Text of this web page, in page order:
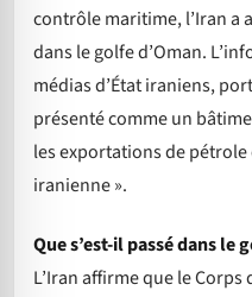
contrôle maritime, l’Iran a
dans le golfe d’Oman.
médias d’État iraniens,
présenté comme un
les exportations de
iranienne ».
Que s’est-il passé dans le
L’Iran affirme que le